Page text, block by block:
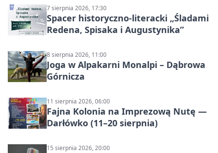
7 sierpnia 2026, 17:30
Spacer historyczno-literacki „Śladami
Redena, Spisaka i Augustynika”
8 sierpnia 2026, 11:00
Joga w Alpakarni Monalpi – Dąbrowa
Górnicza
11 sierpnia 2026, 06:00
Fajna Kolonia na Imprezową Nutę —
Darłówko (11–20 sierpnia)
15 sierpnia 2026, 20:00